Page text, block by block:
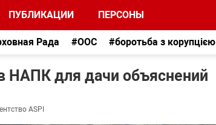
ПУБЛИКАЦИИ ПЕРСОНЫ
Рада #ООС #боротьба з корупцією
НАПК для дачи объяснений
ASPI